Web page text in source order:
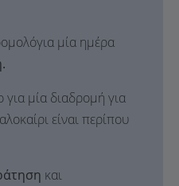
μία ημέρα
για μία διαδρομή για
είναι περίπου
και